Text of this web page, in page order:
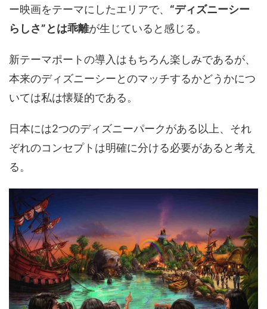
ー映画をテーマにしたエリアで、 “ディズニーシー
らしさ”とは乖離が生じていると感じる。
新テーマポートの導入はもちろん楽しみであるが、
本来のディズニーシーとのマッチするかどうかにつ
いては私は懐疑的である。
日本には2つのディズニーパークがある以上、それ
ぞれのコンセプトは明確に分ける必要があると考え
る。